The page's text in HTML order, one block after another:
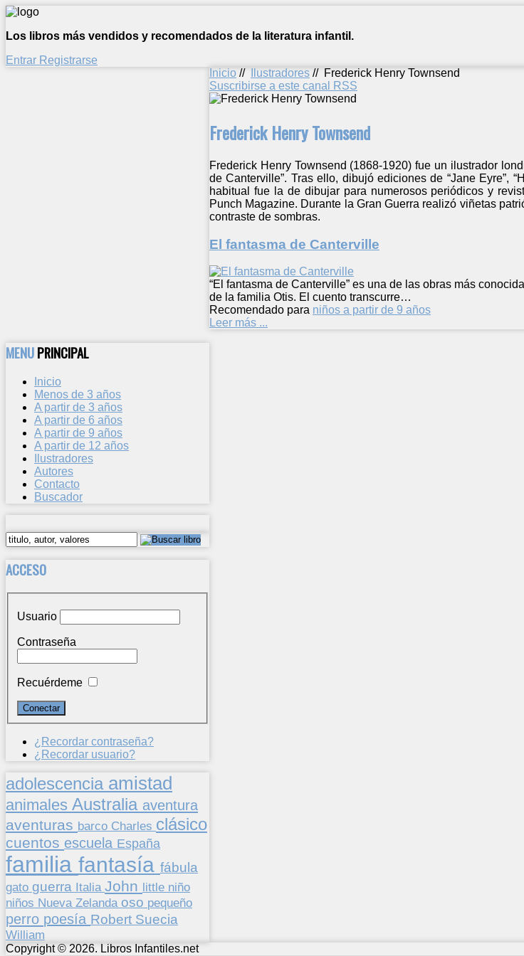
Los libros más vendidos y recomendados de la literatura infantil.
Entrar Registrarse
Inicio // Ilustradores // Frederick Henry Townsend
Suscribirse a este canal RSS
Frederick Henry Townsend
Frederick Henry Townsend (1868-1920) fue un ilustrador
de Canterville”. Tras ello, dibujó ediciones de “Jane Eyre”,
habitual fue la de dibujar para numerosos periódicos y
Punch Magazine. Durante la Gran Guerra realizó viñetas
contraste de sombras.
El fantasma de Canterville
“El fantasma de Canterville” es una de las obras más
de la familia Otis. El cuento transcurre…
Recomendado para niños a partir de 9 años
Leer más ...
MENUPRINCIPAL
Inicio
Menos de 3 años
A partir de 3 años
A partir de 6 años
A partir de 9 años
A partir de 12 años
Ilustradores
Autores
Contacto
Buscador
ACCESO
Usuario
Contraseña
Recuérdeme
¿Recordar contraseña?
¿Recordar usuario?
adolescencia amistad
animales Australia aventura
aventuras barco Charles clásico
cuentos escuela España
familia fantasía fábula
gato guerra Italia John little niño
niños Nueva Zelanda oso pequeño
perro poesía Robert Suecia
William
Copyright © 2026. Libros Infantiles.net